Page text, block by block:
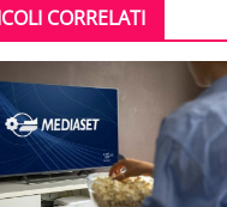
CORRELATI